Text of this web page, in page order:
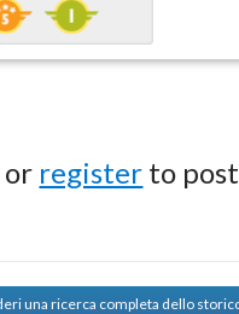
or register to
una ricerca completa dello